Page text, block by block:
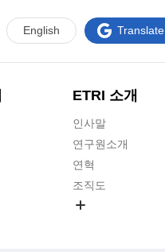
ETRI 소개
인사말
연구원소개
연혁
조직도
English Translate